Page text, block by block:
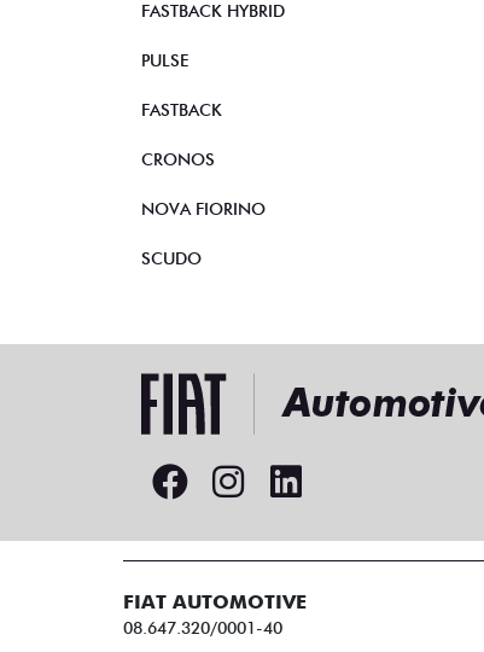
FASTBACK HYBRID
PULSE
FASTBACK
CRONOS
NOVA FIORINO
SCUDO
FIAT AUTOMOTIVE
08.647.320/0001-40